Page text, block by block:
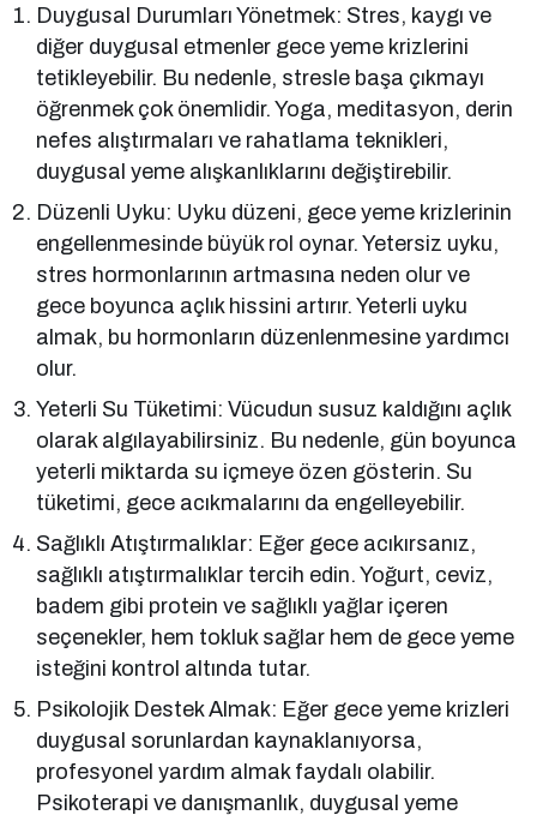
Duygusal Durumları Yönetmek: Stres, kaygı ve
diğer duygusal etmenler gece yeme krizlerini
tetikleyebilir. Bu nedenle, stresle başa çıkmayı
öğrenmek çok önemlidir. Yoga, meditasyon, derin
nefes alıştırmaları ve rahatlama teknikleri,
duygusal yeme alışkanlıklarını değiştirebilir.
Düzenli Uyku: Uyku düzeni, gece yeme krizlerinin
engellenmesinde büyük rol oynar. Yetersiz uyku,
stres hormonlarının artmasına neden olur ve
gece boyunca açlık hissini artırır. Yeterli uyku
almak, bu hormonların düzenlenmesine yardımcı
olur.
Yeterli Su Tüketimi: Vücudun susuz kaldığını açlık
olarak algılayabilirsiniz. Bu nedenle, gün boyunca
yeterli miktarda su içmeye özen gösterin. Su
tüketimi, gece acıkmalarını da engelleyebilir.
Sağlıklı Atıştırmalıklar: Eğer gece acıkırsanız,
sağlıklı atıştırmalıklar tercih edin. Yoğurt, ceviz,
badem gibi protein ve sağlıklı yağlar içeren
seçenekler, hem tokluk sağlar hem de gece yeme
isteğini kontrol altında tutar.
Psikolojik Destek Almak: Eğer gece yeme krizleri
duygusal sorunlardan kaynaklanıyorsa,
profesyonel yardım almak faydalı olabilir.
Psikoterapi ve danışmanlık, duygusal yeme